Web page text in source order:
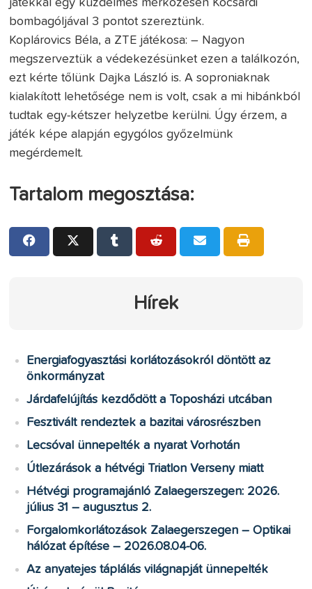
játékkal egy küzdelmes mérkőzésen Kocsárdi
bombagóljával 3 pontot szereztünk.
Koplárovics Béla, a ZTE játékosa: – Nagyon
megszerveztük a védekezésünket ezen a találkozón,
ezt kérte tőlünk Dajka László is. A soproniaknak
kialakított lehetősége nem is volt, csak a mi hibánkból
tudtak egy-kétszer helyzetbe kerülni. Úgy érzem, a
játék képe alapján egygólos győzelmünk
megérdemelt.
Tartalom megosztása:
Hírek
Energiafogyasztási korlátozásokról döntött az
önkormányzat
Járdafelújítás kezdődött a Toposházi utcában
Fesztivált rendeztek a bazitai városrészben
Lecsóval ünnepelték a nyarat Vorhotán
Útlezárások a hétvégi Triatlon Verseny miatt
Hétvégi programajánló Zalaegerszegen: 2026.
július 31 – augusztus 2.
Forgalomkorlátozások Zalaegerszegen – Optikai
hálózat építése – 2026.08.04-06.
Az anyatejes táplálás világnapját ünnepelték